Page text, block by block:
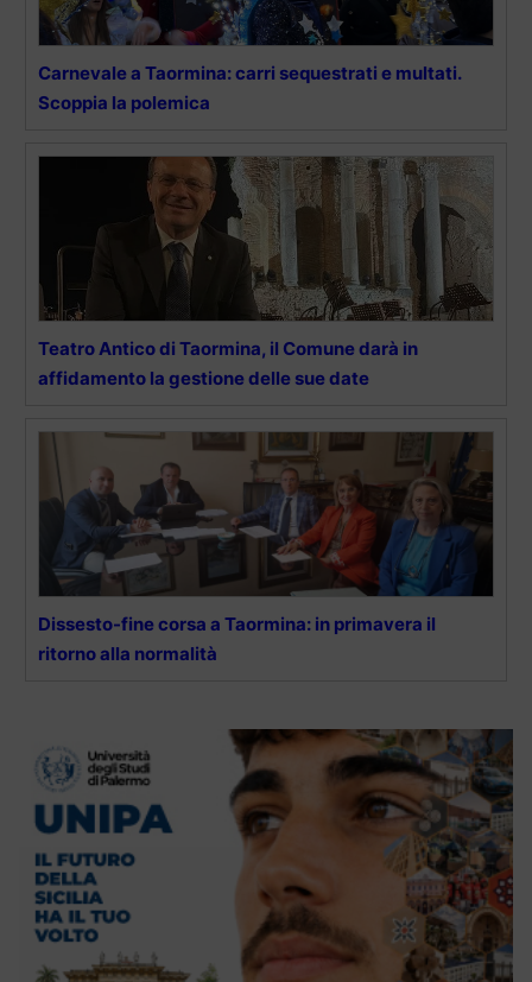
Carnevale a Taormina: carri sequestrati e multati.
Scoppia la polemica
Teatro Antico di Taormina, il Comune darà in
affidamento la gestione delle sue date
Dissesto-fine corsa a Taormina: in primavera il
ritorno alla normalità